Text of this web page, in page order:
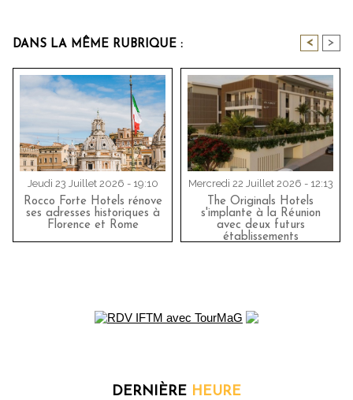
DANS LA MÊME RUBRIQUE : < >
Jeudi 23 Juillet 2026 - 19:10
Rocco Forte Hotels rénove
ses adresses historiques à
Florence et Rome
Mercredi 22 Juillet 2026 - 12:13
The Originals Hotels
s'implante à la Réunion
avec deux futurs
établissements
DERNIÈRE HEURE